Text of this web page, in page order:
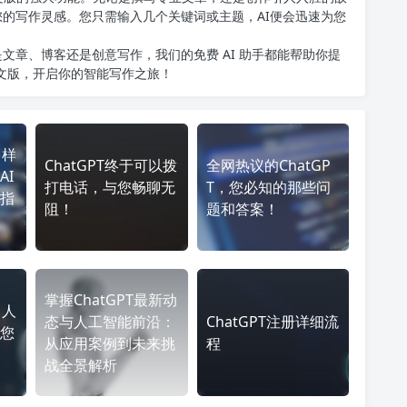
写作灵感。您只需输入几个关键词或主题，AI便会迅速为您
章、博客还是创意写作，我们的免费 AI 助手都能帮助你提
版 ，开启你的智能写作之旅！
ChatGPT终于可以拨
打电话，与您畅聊无
阻！
全网热议的ChatGP
T，您必知的那些问
题和答案！
掌握ChatGPT最新动
态与人工智能前沿：
从应用案例到未来挑
战全景解析
ChatGPT注册详细流
程